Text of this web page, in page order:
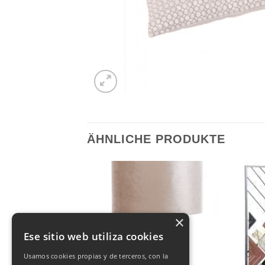
ÄHNLICHE PRODUKTE
×
Ese sitio web utiliza cookies
Usamos cookies propias y de terceros, con la